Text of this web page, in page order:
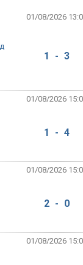
01/08/2026
1 - 3
01/08/2026
1 - 4
01/08/2026
2 - 0
01/08/2026